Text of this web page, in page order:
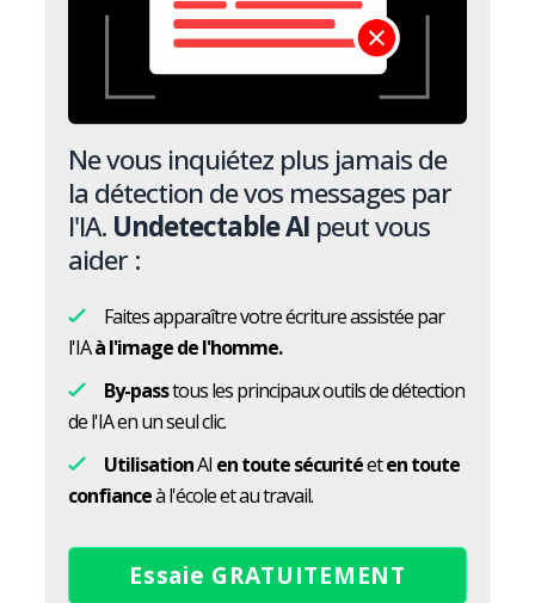
Ne vous inquiétez plus jamais de
la détection de vos messages par
l'IA. Undetectable AI peut vous
aider :
Faites apparaître votre écriture assistée par
l'IAà l'image de l'homme.
By-passtous les principaux outils de détection
de l'IA en un seul clic.
UtilisationAI en toute sécuritéeten toute
confianceà l'école et au travail.
Essaie GRATUITEMENT